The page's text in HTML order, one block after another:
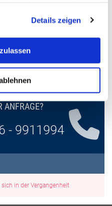
Details zeigen
ANFRAGE?
- 9911994
in der Vergangenheit